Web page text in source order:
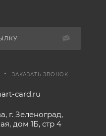
ЗАКАЗАТЬ ЗВОНОК
card.ru
г. Зеленоград,
дом 1Б, стр 4